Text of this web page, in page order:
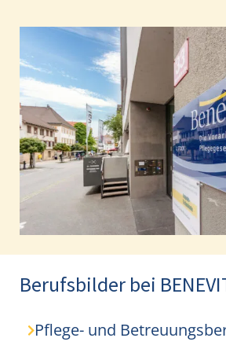
Berufsbilder bei
Pflege- und